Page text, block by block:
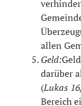
allen
Geld:
darüber
(Lukas
Bereich